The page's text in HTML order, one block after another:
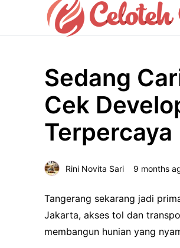
Sedang
Cek
Terpercaya
Rini Novita Sari 9 months
Tangerang sekarang jadi
Jakarta, akses tol dan
membangun hunian yang